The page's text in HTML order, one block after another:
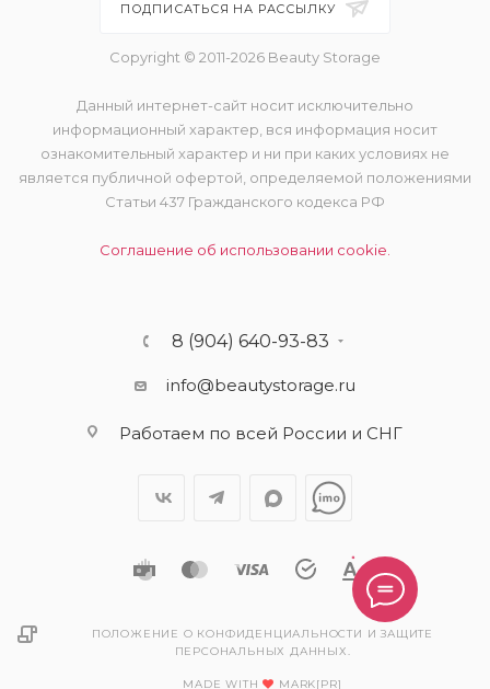
ПОДПИСАТЬСЯ НА РАССЫЛКУ
Copyright © 2011-2026 Beauty Storage
Данный интернет-сайт носит исключительно
информационный характер, вся информация носит
ознакомительный характер и ни при каких условиях не
является публичной офертой, определяемой положениями
Статьи 437 Гражданского кодекса РФ
Соглашение об использовании cookie.
8 (904) 640-93-83
info@beautystorage.ru
Работаем по всей России и СНГ
ПОЛОЖЕНИЕ О КОНФИДЕНЦИАЛЬНОСТИ И ЗАЩИТЕ
ПЕРСОНАЛЬНЫХ ДАННЫХ.
MADE WITH MARK[PR]